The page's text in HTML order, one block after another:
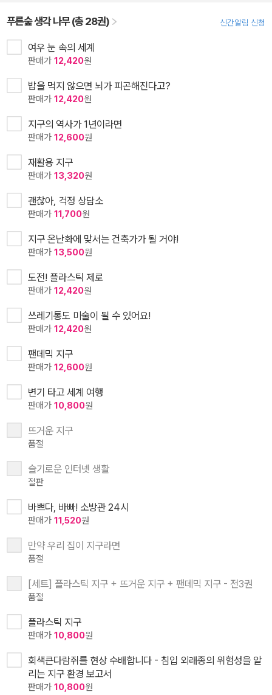
푸른숲 생각 나무 (총 28권) 신간알림 신청
여우 눈 속의 세계
판매가 12,420원
밥을 먹지 않으면 뇌가 피곤해진다고?
판매가 12,420원
지구의 역사가 1년이라면
판매가 12,600원
재활용 지구
판매가 13,320원
괜찮아, 걱정 상담소
판매가 11,700원
지구 온난화에 맞서는 건축가가 될 거야!
판매가 13,500원
도전! 플라스틱 제로
판매가 12,420원
쓰레기통도 미술이 될 수 있어요!
판매가 12,420원
팬데믹 지구
판매가 12,600원
변기 타고 세계 여행
판매가 10,800원
뜨거운 지구
품절
슬기로운 인터넷 생활
절판
바쁘다, 바빠! 소방관 24시
판매가 11,520원
만약 우리 집이 지구라면
품절
[세트] 플라스틱 지구 + 뜨거운 지구 + 팬데믹 지구 - 전3권
품절
플라스틱 지구
판매가 10,800원
회색큰다람쥐를 현상 수배합니다 - 침입 외래종의 위험성을 알
리는 지구 환경 보고서
판매가 10,800원